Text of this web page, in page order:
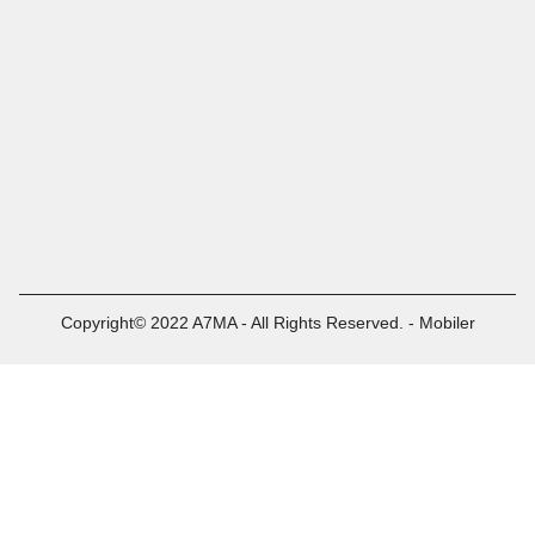
Copyright© 2022 A7MA - All Rights Reserved. - Mobiler